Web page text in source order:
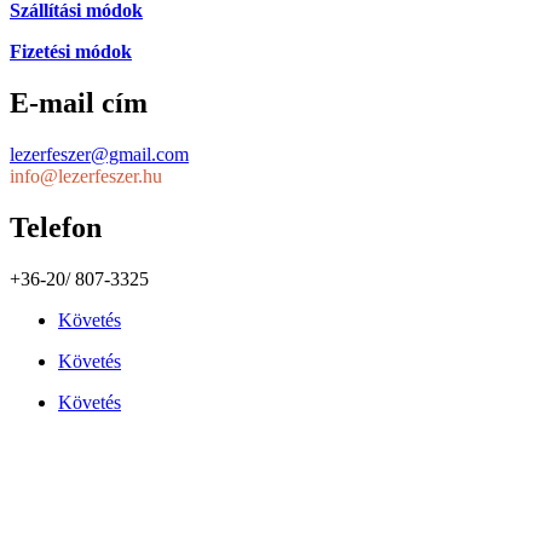
Szállítási módok
Fizetési módok
E-mail cím
lezerfeszer@gmail.com
info@lezerfeszer.hu
Telefon
+36-20/ 807-3325
Követés
Követés
Követés